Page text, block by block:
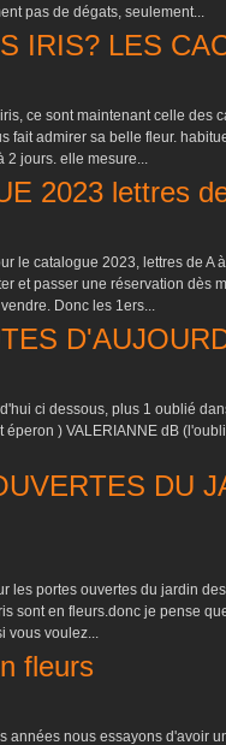
pas de dégats, seulement...
IRIS? LES
ce sont maintenant celle des
fait admirer sa belle fleur.
2 jours. elle mesure...
2023 lettres
le catalogue 2023, lettres de A
et passer une réservation dès
Donc les 1ers...
ci dessous, plus 1 oublié
éperon ) VALERIANNE dB
DU
les portes ouvertes du jardin
sont en fleurs.donc je pense
vous voulez...
fleurs
années nous essayons d'avoir